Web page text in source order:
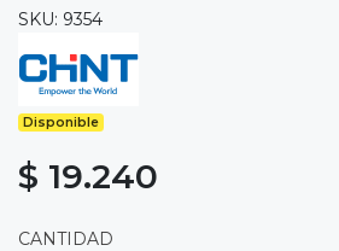
SKU: 9354
Disponible
$ 19.240
CANTIDAD